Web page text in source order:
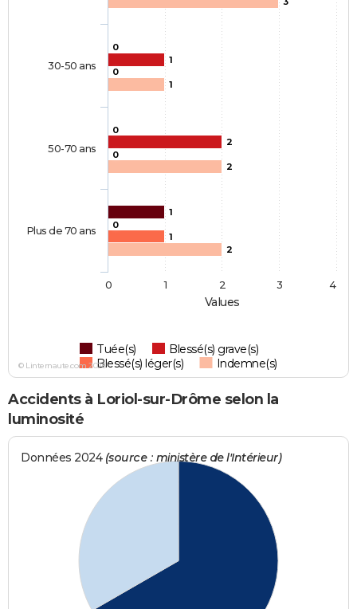
Values
0
0
1
1
2
0
0
0
1
1
2
2
Tuée(s)
Blessé(s) grave(s)
Blessé(s) léger(s)
Indemne(s)
30-50 ans
50-70 ans
Plus de 70 ans
0 1 2 3 4
© Linternaute.com 2026
Accidents à Loriol-sur-Drôme selon la
luminosité
Données 2024 (source : ministère de l'Intérieur)